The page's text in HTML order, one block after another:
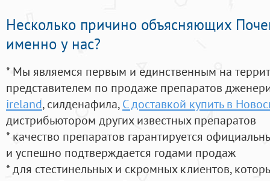
Несколько причино объясняющих
именно у нас?
* Мы являемся первым и единственным на
представителем по продаже препаратов
ireland, силденафила, С доставкой купить в
дистрибьютором других известных препаратов
* качество препаратов гарантируется
и успешно подтверждается годами продаж
* для стестинельных и скромных клиентов,